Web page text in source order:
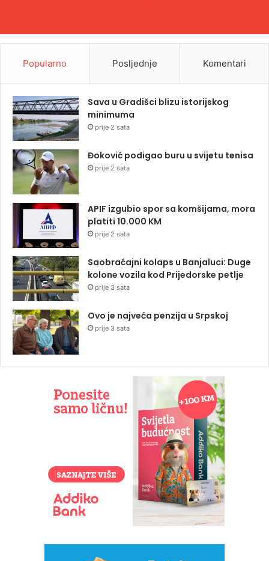
Popularno Posljednje Komentari
Sava u Gradišci blizu istorijskog
minimuma
prije 2 sata
Đoković podigao buru u svijetu tenisa
prije 2 sata
APIF izgubio spor sa komšijama, mora
platiti 10.000 KM
prije 2 sata
Saobraćajni kolaps u Banjaluci: Duge
kolone vozila kod Prijedorske petlje
prije 3 sata
Ovo je najveća penzija u Srpskoj
prije 3 sata